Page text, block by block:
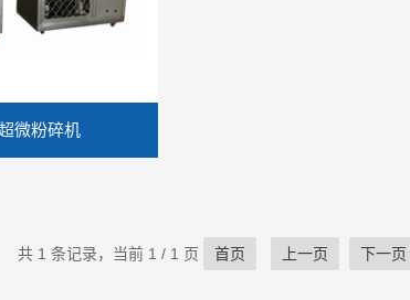
微粉碎机
共 1 条记录，当前 1 / 1 页 首页 上一页 下一页